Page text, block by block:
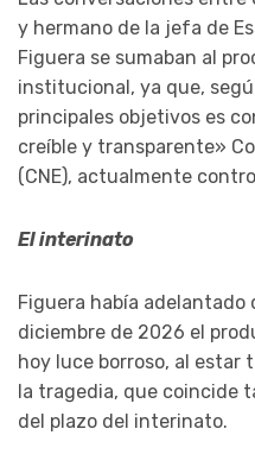
y hermano de la jefa de
Figuera se sumaban al
institucional, ya que,
principales objetivos es
creíble y transparente»
(CNE), actualmente
El interinato
Figuera había
diciembre de 2026 el
hoy luce borroso, al estar
la tragedia, que coincide
del plazo del interinato.